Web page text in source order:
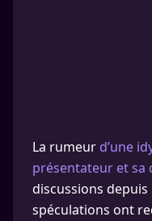
La rumeur d’une
présentateur et sa
discussions depuis
spéculations ont